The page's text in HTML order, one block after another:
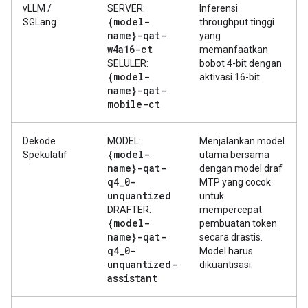
vLLM /
SGLang
SERVER:
{model-
name}-qat-
w4a16-ct
SELULER:
{model-
name}-qat-
mobile-ct
Inferensi
throughput tinggi
yang
memanfaatkan
bobot 4-bit dengan
aktivasi 16-bit.
Dekode
Spekulatif
MODEL:
{model-
name}-qat-
q4_0-
unquantized
DRAFTER:
{model-
name}-qat-
q4_0-
unquantized-
assistant
Menjalankan model
utama bersama
dengan model draf
MTP yang cocok
untuk
mempercepat
pembuatan token
secara drastis.
Model harus
dikuantisasi.